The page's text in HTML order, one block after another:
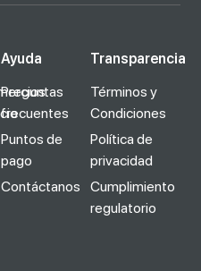
Ayuda
Preguntas
frecuentes
Puntos de
pago
Contáctanos
Transparencia
Términos y
Condiciones
Política de
privacidad
Cumplimiento
regulatorio